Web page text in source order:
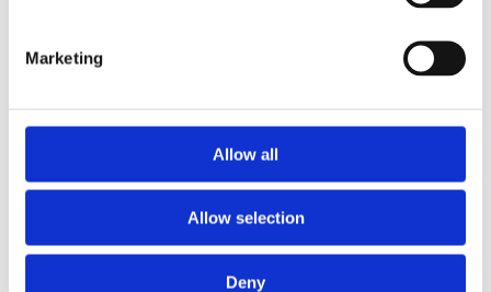
Marketing
Allow all
Allow selection
Deny
КЛІМАТИЗАЦІЯ ДЛЯBMW 5